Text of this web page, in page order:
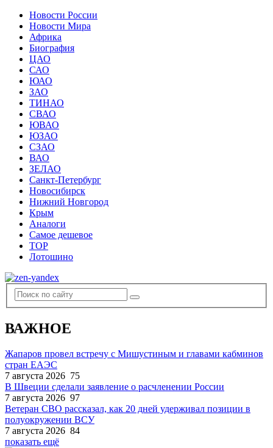
Новости России
Новости Мира
Африка
Биография
ЦАО
САО
ЮАО
ЗАО
ТИНАО
СВАО
ЮВАО
ЮЗАО
СЗАО
ВАО
ЗЕЛАО
Санкт-Петербург
Новосибирск
Нижний Новгород
Крым
Аналоги
Самое дешевое
TOP
Лотошино
ВАЖНОЕ
Жапаров провел встречу с Мишустиным и главами кабминов
стран ЕАЭС
7 августа 2026 75
В Швеции сделали заявление о расчленении России
7 августа 2026 97
Ветеран СВО рассказал, как 20 дней удерживал позиции в
полуокружении ВСУ
7 августа 2026 84
показать ещё